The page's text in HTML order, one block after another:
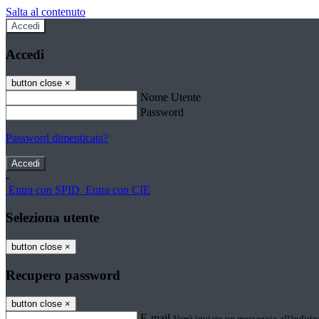
Salta al contenuto
Accedi
Accedi
button close ×
Nome Utente
Password
Password dimenticata?
-
Entra con SPID Entra con CIE
Seleziona utente
button close ×
Recupero password
button close ×